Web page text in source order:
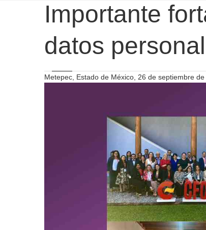
Importante
datos
Metepec, Estado de México, 26 de septiembre de